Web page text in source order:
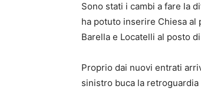
Sono stati i cambi a fare la
ha potuto inserire Chiesa al
Barella e Locatelli al posto
Proprio dai nuovi entrati
sinistro buca la